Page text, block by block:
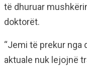
të dhuruar
doktorët.
“Jemi të prekur nga
aktuale nuk lejojnë